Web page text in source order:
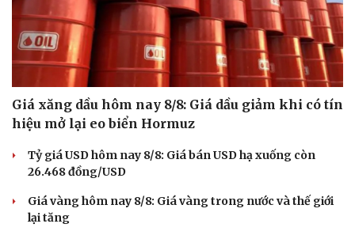
Giá xăng dầu hôm nay 8/8: Giá dầu giảm khi có tín
hiệu mở lại eo biển Hormuz
Tỷ giá USD hôm nay 8/8: Giá bán USD hạ xuống còn
26.468 đồng/USD
Giá vàng hôm nay 8/8: Giá vàng trong nước và thế giới
lại tăng